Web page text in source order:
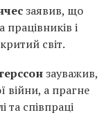
заявив, що
працівників і
світ.
зауважив,
війни, а прагне
та співпраці